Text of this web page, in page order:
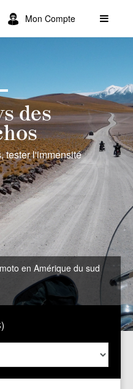
Mon Compte
des
tester l'immensité
en Amérique du sud